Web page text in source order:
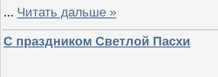
... Читать дальше »
С праздником Светлой Пасхи